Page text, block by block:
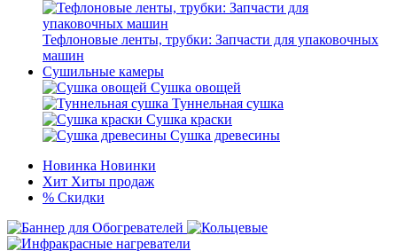
Тефлоновые ленты, трубки: Запчасти для упаковочных
машин
Сушильные камеры
Сушка овощей
Туннельная сушка
Сушка краски
Сушка древесины
Новинка Новинки
Хит Хиты продаж
% Скидки